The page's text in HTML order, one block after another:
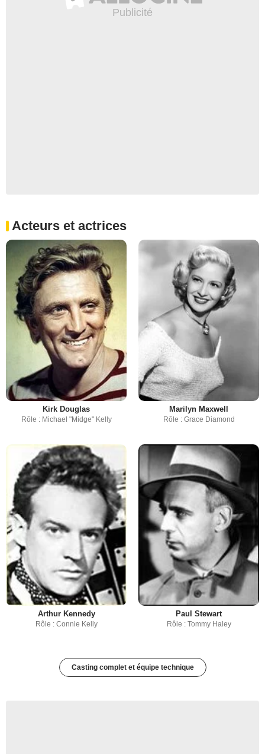
Acteurs et actrices
Kirk Douglas
Rôle : Michael "Midge" Kelly
Marilyn Maxwell
Rôle : Grace Diamond
Arthur Kennedy
Rôle : Connie Kelly
Paul Stewart
Rôle : Tommy Haley
Casting complet et équipe technique